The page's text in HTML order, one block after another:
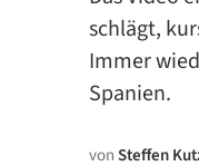
schlägt,
Immer
Spanien.
vonSteffen